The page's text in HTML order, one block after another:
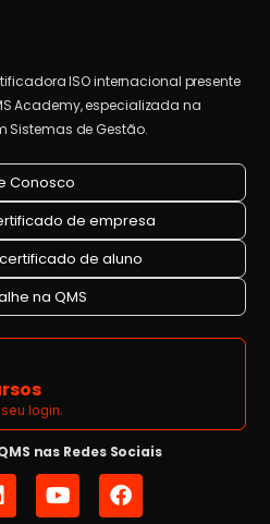
ISO internacional presente
Academy, especializada na
Sistemas de Gestão.
Conosco
de empresa
de aluno
na QMS
login.
nas Redes Sociais
Y
o
F
a